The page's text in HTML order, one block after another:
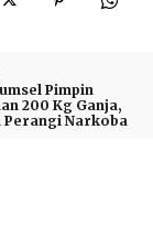
Pimpin
200 Kg Ganja,
Perangi Narkoba